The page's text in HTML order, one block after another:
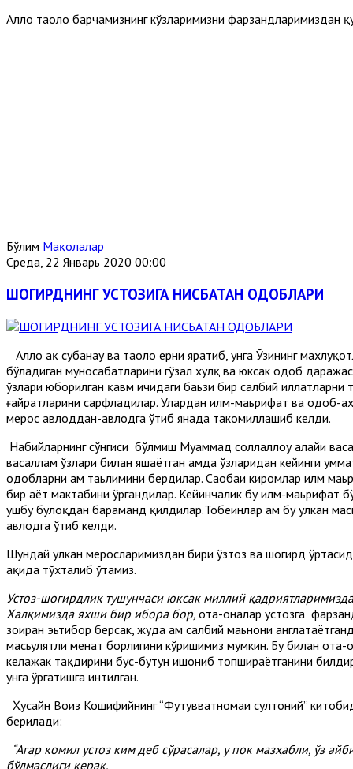
Аллоҳ таоло барчамизнинг кўзларимизни фарзандларимиздан
Бўлим Мақолалар
Среда, 22 Январь 2020 00:00
ШОГИРДНИНГ УСТОЗИГА НИСБАТАН ОДОБЛАРИ
Аллоҳ ҳақ субҳанаҳу ва таоло ерни яратиб, унга Ўзининг
бўладиган муносабатларини гўзал хулқ ва юксак одоб
ўзлари юборилган қавм ичидаги баьзи бир салбий
ғайратларини сарфладилар. Улардан илм-маьрифат ва одоб-
мерос авлоддан-авлодга ўтиб янада такомиллашиб келди.
Набийларнинг сўнгиси бўлмиш Муҳаммад соллаллоҳу алайҳи
васаллам ўзлари билан яшаётган ҳамда ўзларидан кейинги
одобларни ҳам таьлимини бердилар. Саҳобаи киромлар илм
бир ҳаёт мактабини ўргандилар. Кейинчалик бу илм-маьрифат
ушбу булоқдан баҳраманд қилдилар.Тобеинлар ҳам бу улкан
авлодга ўтиб келди.
Шундай улкан меросларимиздан бири ўзтоз ва шогирд
ҳақида тўхталиб ўтамиз.
Устоз-шогирдлик тушунчаси юксак миллий
Халқимизда яхши бир ибора бор, ота-оналар устозга
зоҳиран эьтибор берсак, жуда ҳам салбий маьнони
масьулятли меҳнат борлигини кўришимиз мумкин. Бу билан
келажак тақдирини бус-бутун ишониб топшираётганини
унга ўргатишга интилган.
Ҳусайн Воиз Кошифийнинг “Футувватномаи султоний”
берилади:
“Агар комил устоз ким деб сўрасалар, у пок мазҳабли, ўз
бўлмаслиги керак.